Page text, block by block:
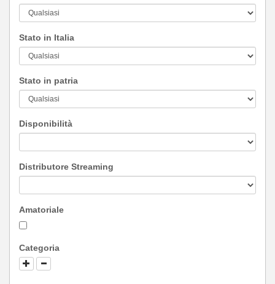
Stato in Italia
Stato in patria
Disponibilità
Distributore Streaming
Amatoriale
Categoria